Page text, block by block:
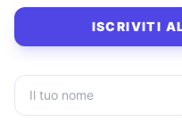
ISCRIVITI